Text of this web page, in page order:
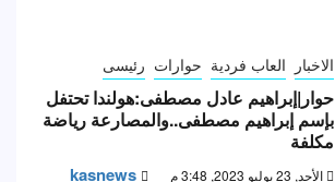
الاخبار العاب فردية حوارات رئيسى
حوار|إبراهيم عادل مصطفى:هولندا تحتفل
بإسم إبراهيم مصطفى..والمصارعة رياضة
مكلفة
الأحد, 23 يوليو 2023, 3:48 م kasnews